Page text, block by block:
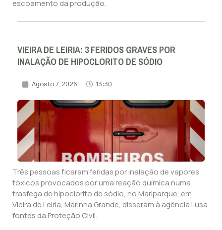
escoamento da produção.
VIEIRA DE LEIRIA: 3 FERIDOS GRAVES POR
INALAÇÃO DE HIPOCLORITO DE SÓDIO
Agosto 7, 2026 13:30
Três pessoas ficaram feridas por inalação de vapores
tóxicos provocados por uma reação química numa
trasfega de hipoclorito de sódio, no Mariparque, em
Vieira de Leiria, Marinha Grande, disseram à agência Lusa
fontes da Proteção Civil.